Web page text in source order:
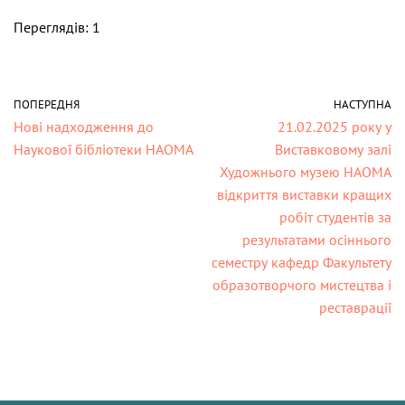
Переглядів: 1
ПОПЕРЕДНЯ
Нові надходження до
Наукової бібліотеки НАОМА
НАСТУПНА
21.02.2025 року у
Виставковому залі
Художнього музею НАОМА
відкриття виставки кращих
робіт студентів за
результатами осіннього
семестру кафедр Факультету
образотворчого мистецтва і
реставрації